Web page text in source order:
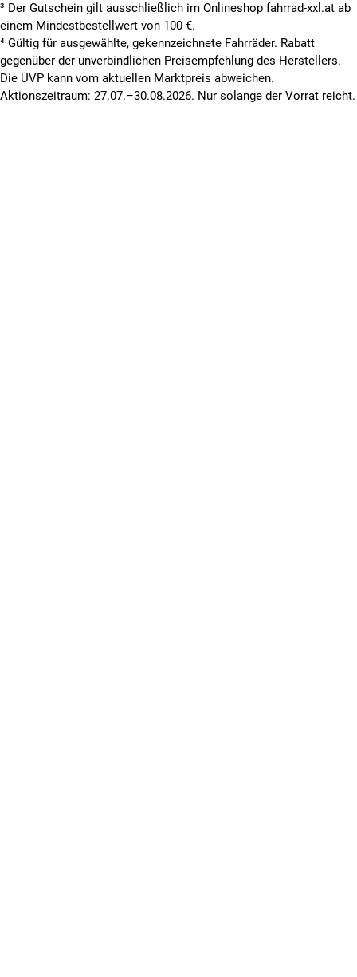
³ Der Gutschein gilt ausschließlich im Onlineshop fahrrad-xxl.at ab
einem Mindestbestellwert von 100 €.
⁴ Gültig für ausgewählte, gekennzeichnete Fahrräder. Rabatt
gegenüber der unverbindlichen Preisempfehlung des Herstellers.
Die UVP kann vom aktuellen Marktpreis abweichen.
Aktionszeitraum: 27.07.–30.08.2026. Nur solange der Vorrat reicht.